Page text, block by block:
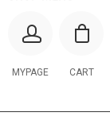
MYPAGE CART